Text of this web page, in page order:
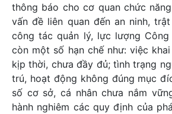
thông báo cho cơ quan chức
vấn đề liên quan đến an ninh,
công tác quản lý, lực lượng
còn một số hạn chế như: việc
kịp thời, chưa đầy đủ; tình trạng
trú, hoạt động không đúng mục
số cơ sở, cá nhân chưa nắm
hành nghiêm các quy định của